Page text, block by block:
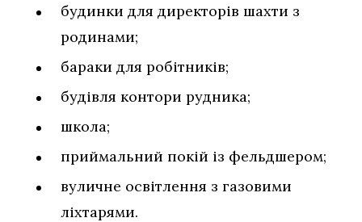
будинки для директорів шахти з
родинами;
бараки для робітників;
будівля контори рудника;
школа;
приймальний покій із фельдшером;
вуличне освітлення з газовими
ліхтарями.